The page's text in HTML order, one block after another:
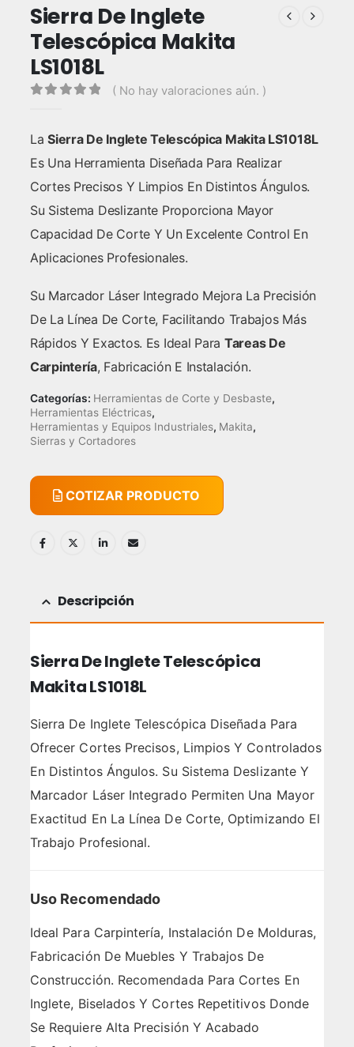
Sierra De Inglete
Telescópica Makita
LS1018L
( No hay valoraciones aún. )
LaSierra De Inglete Telescópica Makita LS1018L
Es Una Herramienta Diseñada Para Realizar
Cortes Precisos Y Limpios En Distintos Ángulos.
Su Sistema Deslizante Proporciona Mayor
Capacidad De Corte Y Un Excelente Control En
Aplicaciones Profesionales.
Su Marcador Láser Integrado Mejora La Precisión
De La Línea De Corte, Facilitando Trabajos Más
Rápidos Y Exactos. Es Ideal Para Tareas De
Carpintería, Fabricación E Instalación.
Categorías: Herramientas de Corte y Desbaste,
Herramientas Eléctricas,
Herramientas y Equipos Industriales, Makita,
Sierras y Cortadores
COTIZAR PRODUCTO
Descripción
Sierra De Inglete Telescópica
Makita LS1018L
Sierra De Inglete Telescópica Diseñada Para
Ofrecer Cortes Precisos, Limpios Y Controlados
En Distintos Ángulos. Su Sistema Deslizante Y
Marcador Láser Integrado Permiten Una Mayor
Exactitud En La Línea De Corte, Optimizando El
Trabajo Profesional.
Uso Recomendado
Ideal Para Carpintería, Instalación De Molduras,
Fabricación De Muebles Y Trabajos De
Construcción. Recomendada Para Cortes En
Inglete, Biselados Y Cortes Repetitivos Donde
Se Requiere Alta Precisión Y Acabado